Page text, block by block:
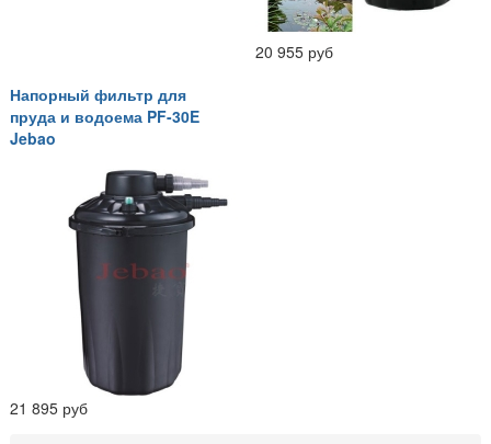
20 955 руб
Напорный фильтр для
пруда и водоема PF-30E
Jebao
21 895 руб